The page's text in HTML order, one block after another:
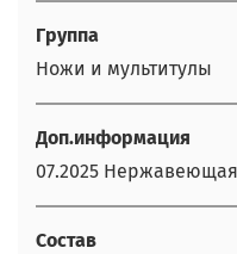
Группа
Ножи и мультитулы
Доп.информация
07.2025 Нержавеющая
Состав